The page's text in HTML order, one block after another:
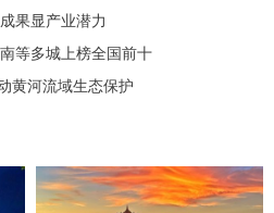
果显产业潜力
等多城上榜全国前十
黄河流域生态保护